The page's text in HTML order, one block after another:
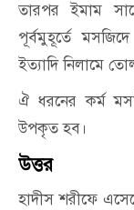
তারপর ইমাম
পূর্বমুহূর্তে
ইত্যাদি নিলামে
ঐ ধরনের কর্ম
উপকৃত হব।
উত্তর
হাদীস শরীফে